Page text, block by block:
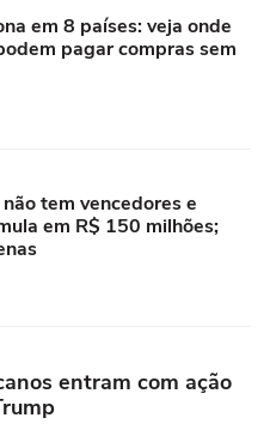
em 8 países: veja onde
pagar compras sem
tem vencedores e
em R$ 150 milhões;
entram com ação